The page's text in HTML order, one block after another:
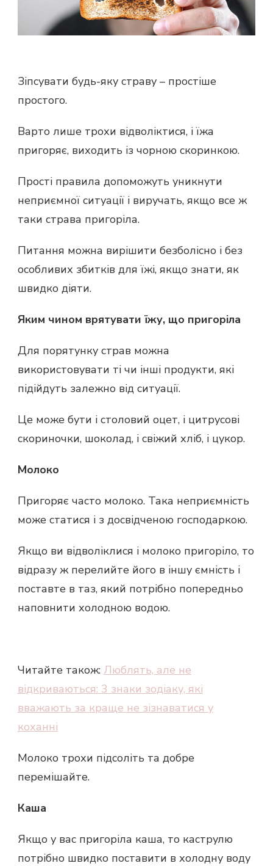
Зіпсувати будь-яку страву – простіше
простого.
Варто лише трохи відволіктися, і їжа
пригоряє, виходить із чорною скоринкою.
Прості правила допоможуть уникнути
неприємної ситуації і виручать, якщо все ж
таки страва пригоріла.
Питання можна вирішити безболісно і без
особливих збитків для їжі, якщо знати, як
швидко діяти.
Яким чином врятувати їжу, що пригоріла
Для порятунку страв можна
використовувати ті чи інші продукти, які
підійдуть залежно від ситуації.
Це може бути і столовий оцет, і цитрусові
скориночки, шоколад, і свіжий хліб, і цукор.
Молоко
Пригоряє часто молоко. Така неприємність
може статися і з досвідченою господаркою.
Якщо ви відволіклися і молоко пригоріло, то
відразу ж перелийте його в іншу ємність і
поставте в таз, який потрібно попередньо
наповнити холодною водою.
Читайте також: Люблять, але не
відкриваються: 3 знаки зодіаку, які
вважають за краще не зізнаватися у
коханні
Молоко трохи підсоліть та добре
перемішайте.
Каша
Якщо у вас пригоріла каша, то каструлю
потрібно швидко поставити в холодну воду